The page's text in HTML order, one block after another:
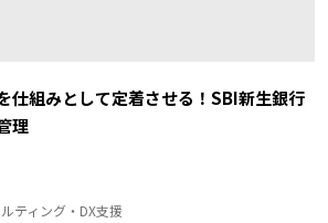
仕組みとして定着させる！SBI新生銀行
理
ティング・DX支援